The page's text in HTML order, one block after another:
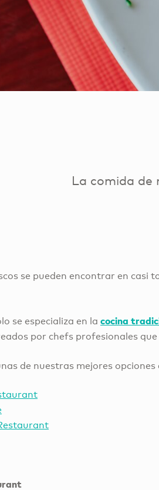
La comida de
se pueden encontrar en casi
se especializa en la cocina
por chefs profesionales
de nuestras mejores